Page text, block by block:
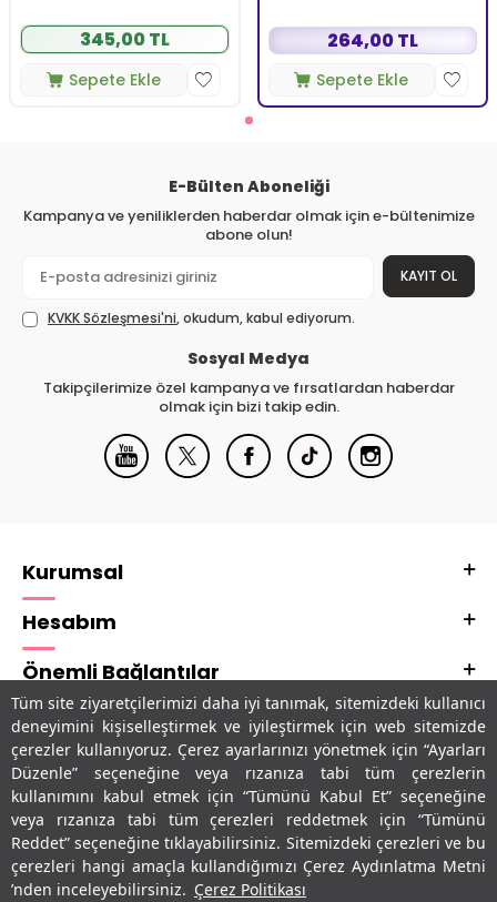
Tüm site ziyaretçilerimizi daha iyi tanımak, sitemizdeki kullanıcı
deneyimini kişiselleştirmek ve iyileştirmek için web sitemizde
çerezler kullanıyoruz. Çerez ayarlarınızı yönetmek için “Ayarları
Düzenle” seçeneğine veya rızanıza tabi tüm çerezlerin
kullanımını kabul etmek için “Tümünü Kabul Et” seçeneğine
veya rızanıza tabi tüm çerezleri reddetmek için “Tümünü
Reddet” seçeneğine tıklayabilirsiniz. Sitemizdeki çerezleri ve bu
çerezleri hangi amaçla kullandığımızı Çerez Aydınlatma Metni
’nden inceleyebilirsiniz. Çerez Politikası
345,00 TL
Sepete Ekle
264,00 TL
Sepete Ekle
E-Bülten Aboneliği
Kampanya ve yeniliklerden haberdar olmak için e-bültenimize
abone olun!
KAYIT OL
KVKK Sözleşmesi'ni, okudum, kabul ediyorum.
Sosyal Medya
Takipçilerimize özel kampanya ve fırsatlardan haberdar
olmak için bizi takip edin.
Kurumsal
Hesabım
Önemli Bağlantılar
Adres & İletişim
Uygulamalarımız